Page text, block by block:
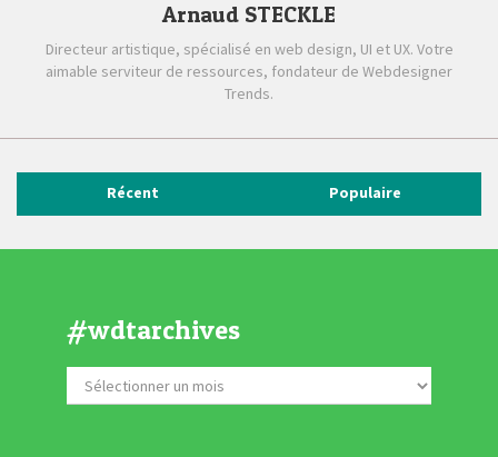
Arnaud STECKLE
Directeur artistique, spécialisé en web design, UI et UX. Votre
aimable serviteur de ressources, fondateur de Webdesigner
Trends.
Récent Populaire
#wdtarchives